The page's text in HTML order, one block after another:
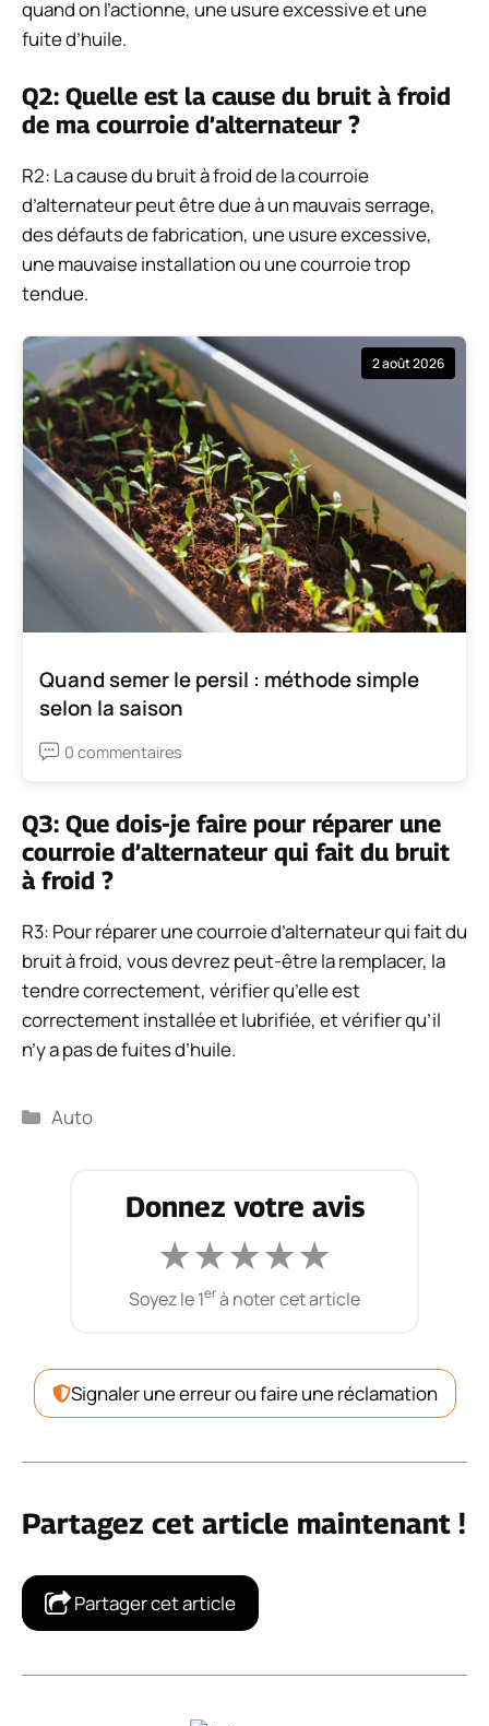
quand on l’actionne, une usure excessive et une
fuite d’huile.
Q2: Quelle est la cause du bruit à froid
de ma courroie d’alternateur ?
R2: La cause du bruit à froid de la courroie
d’alternateur peut être due à un mauvais serrage,
des défauts de fabrication, une usure excessive,
une mauvaise installation ou une courroie trop
tendue.
2 août 2026
Quand semer le persil : méthode simple
selon la saison
0 commentaires
Q3: Que dois-je faire pour réparer une
courroie d’alternateur qui fait du bruit
à froid ?
R3: Pour réparer une courroie d’alternateur qui fait du
bruit à froid, vous devrez peut-être la remplacer, la
tendre correctement, vérifier qu’elle est
correctement installée et lubrifiée, et vérifier qu’il
n’y a pas de fuites d’huile.
Catégories
Auto
Donnez votre avis
★★★★★
Soyez le 1erà noter cet article
Signaler une erreur ou faire une réclamation
Partagez cet article maintenant !
Partager cet article